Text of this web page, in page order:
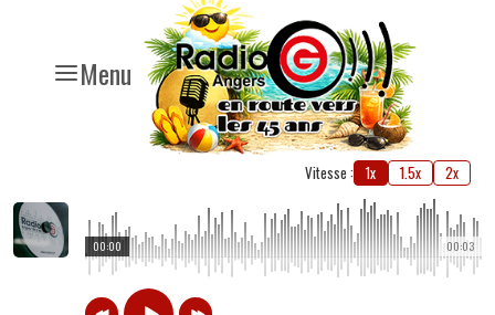
Menu
Vitesse : 1x 1.5x 2x
00:03
00:00